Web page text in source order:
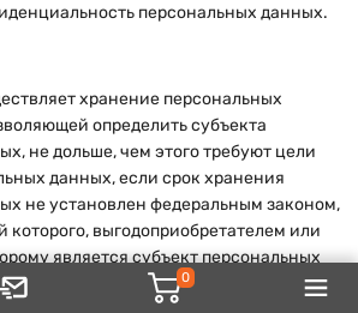
0
персональных данных.
хранение персональных
определить субъекта
не дольше, чем этого требуют цели
данных, если срок хранения
не установлен федеральным законом,
которого, выгодоприобретателем или
является субъект персональных